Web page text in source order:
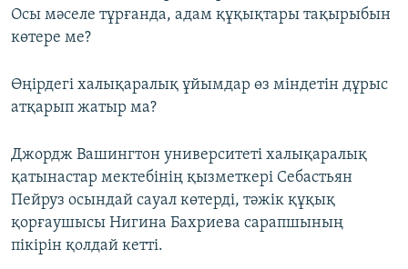
Осы мәселе тұрғанда, адам құқықтары тақырыбын
көтере ме?
Өңірдегі халықаралық ұйымдар өз міндетін дұрыс
атқарып жатыр ма?
Джордж Вашингтон университеті халықаралық
қатынастар мектебінің қызметкері Себастьян
Пейруз осындай сауал көтерді, тәжік құқық
қорғаушысы Нигина Бахриева сарапшының
пікірін қолдай кетті.